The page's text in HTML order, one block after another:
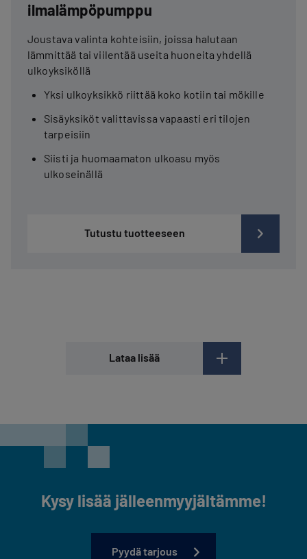
ilmalämpöpumppu
Joustava valinta kohteisiin, joissa halutaan
lämmittää tai viilentää useita huoneita yhdellä
ulkoyksiköllä
Yksi ulkoyksikkö riittää koko kotiin tai mökille
Sisäyksiköt valittavissa vapaasti eri tilojen
tarpeisiin
Siisti ja huomaamaton ulkoasu myös
ulkoseinällä
Tutustu tuotteeseen
Lataa lisää
Kysy lisää jälleenmyyjältämme!
Pyydä tarjous